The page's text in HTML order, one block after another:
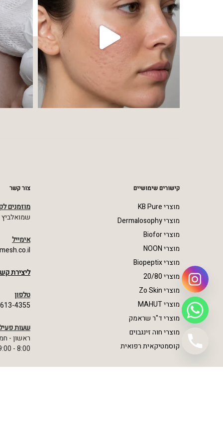
קישורים שימושיים
מוצרי KB Pure
מוצרי Dermalosophy
מוצרי Biofor
מוצרי NOON
מוצרי Biopeptix
מוצרי 20/80
מוצרי Zo Skin
מוצרי MAHUT
מוצרי ד"ר שראמק
מוצרי חוה זינגבוים
קוסמטיקאית רפואית
צור קשר
מוזמנים
שמואלביץ מרדכי
אימייל
ליצירת
טלפון
4355
שעות
ראשון -
8:00 - 19:00